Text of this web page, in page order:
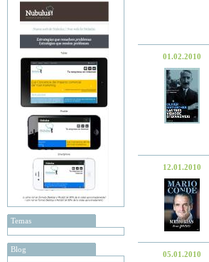
Temas
Blog
01.02.2010
12.01.2010
05.01.2010